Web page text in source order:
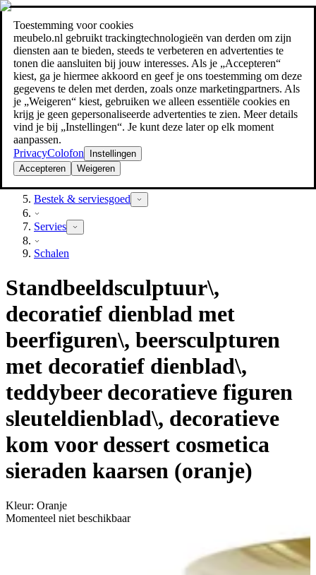
Toestemming voor cookies
meubelo.nl gebruikt trackingtechnologieën van derden om zijn
diensten aan te bieden, steeds te verbeteren en advertenties te
tonen die aansluiten bij jouw interesses. Als je „Accepteren“
kiest, ga je hiermee akkoord en geef je ons toestemming om deze
gegevens te delen met derden, zoals onze marketingpartners. Als
je „Weigeren“ kiest, gebruiken we alleen essentiële cookies en
krijg je geen gepersonaliseerde advertenties te zien. Meer details
vind je bij „Instellingen“. Je kunt deze later op elk moment
aanpassen.
PrivacyColofon
Instellingen
Accepteren
Weigeren
Zoeken
meubel jezelf de beste prijs!meubel jezelf de beste prijs!
Keuken & eetkamer
Bestek & serviesgoed
Servies
Schalen
Standbeeldsculptuur\,
decoratief dienblad met
beerfiguren\, beersculpturen
met decoratief dienblad\,
teddybeer decoratieve figuren
sleuteldienblad\, decoratieve
kom voor dessert cosmetica
sieraden kaarsen (oranje)
Kleur: Oranje
Momenteel niet beschikbaar